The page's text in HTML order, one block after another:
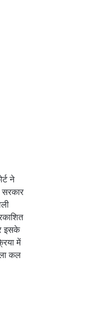
ने
इसके
में
कल